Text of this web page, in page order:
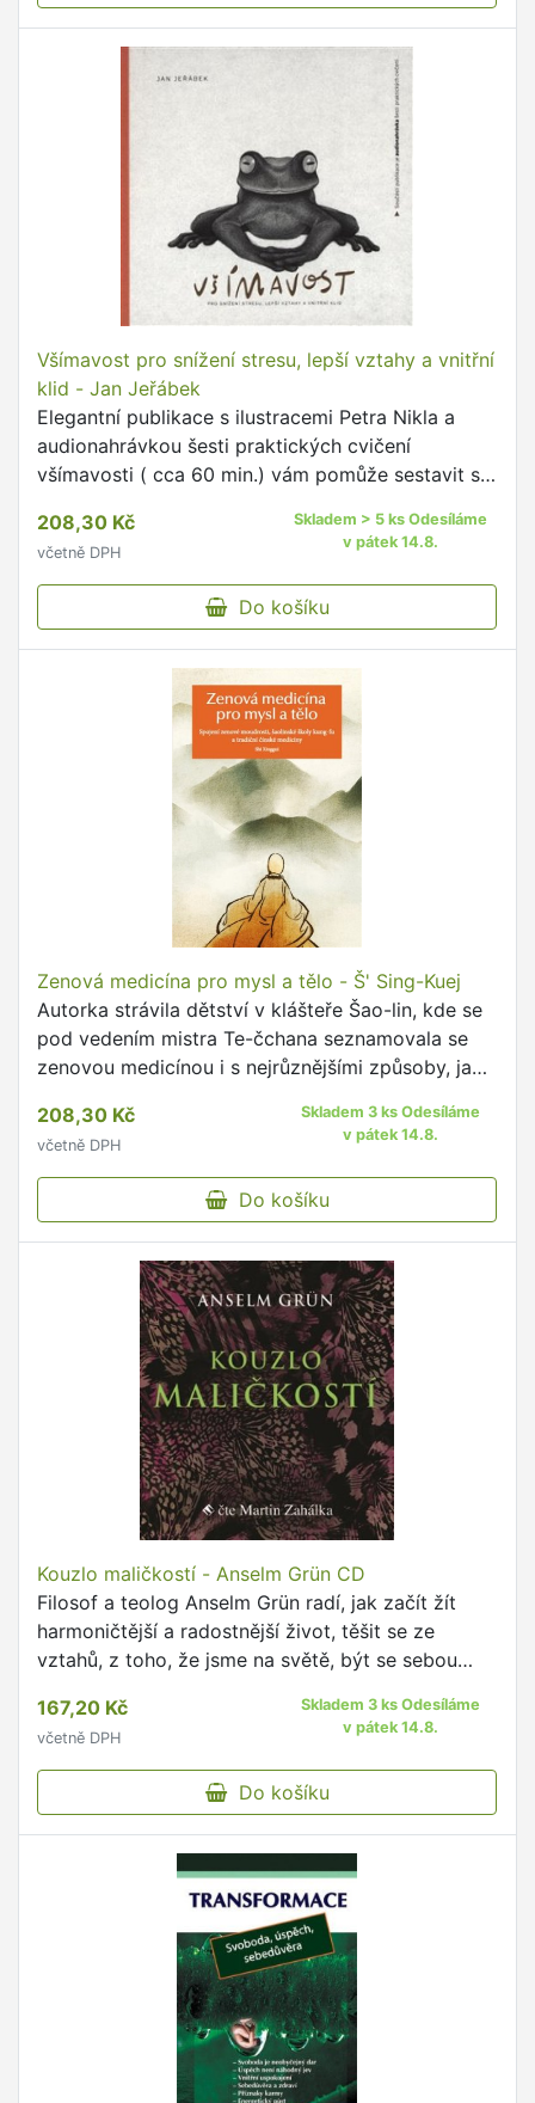
Všímavost pro snížení stresu, lepší vztahy a vnitřní
klid - Jan Jeřábek
Elegantní publikace s ilustracemi Petra Nikla a
audionahrávkou šesti praktických cvičení
všímavosti ( cca 60 min.) vám pomůže sestavit si
208,30 Kč
včetně DPH
Skladem > 5 ks Odesíláme
v pátek 14.8.
Do košíku
Zenová medicína pro mysl a tělo - Š' Sing-Kuej
Autorka strávila dětství v klášteře Šao-lin, kde se
pod vedením mistra Te-čchana seznamovala se
zenovou medicínou i s nejrůznějšími způsoby, jak
208,30 Kč
včetně DPH
Skladem 3 ks Odesíláme
v pátek 14.8.
Do košíku
Kouzlo maličkostí - Anselm Grün CD
Filosof a teolog Anselm Grün radí, jak začít žít
harmoničtější a radostnější život, těšit se ze
vztahů, z toho, že jsme na světě, být se sebou
jak objevit …
167,20 Kč
včetně DPH
Skladem 3 ks Odesíláme
v pátek 14.8.
Do košíku